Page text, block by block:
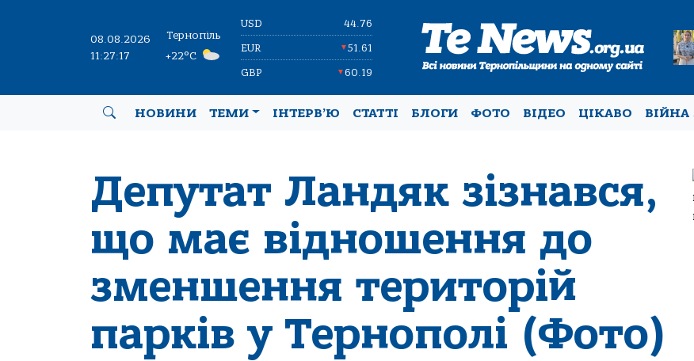
08.08.2026
11:27:18
Тернопіль
+22°C
USD 44.76
EUR ▼51.61
GBP ▼60.19
НОВИНИ ТЕМИ ІНТЕРВ’Ю СТАТТІ БЛОГИ ФОТО ВІДЕО ЦІКАВО ВІЙНА
Депутат Ландяк зізнався,
що має відношення до
зменшення територій
парків у Тернополі (Фото)